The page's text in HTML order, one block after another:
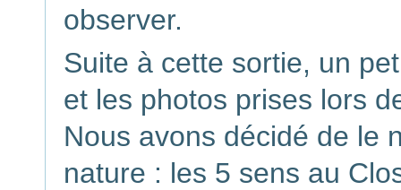
observer.
Suite à cette sortie, un
et les photos prises lors
Nous avons décidé de le
nature : les 5 sens au